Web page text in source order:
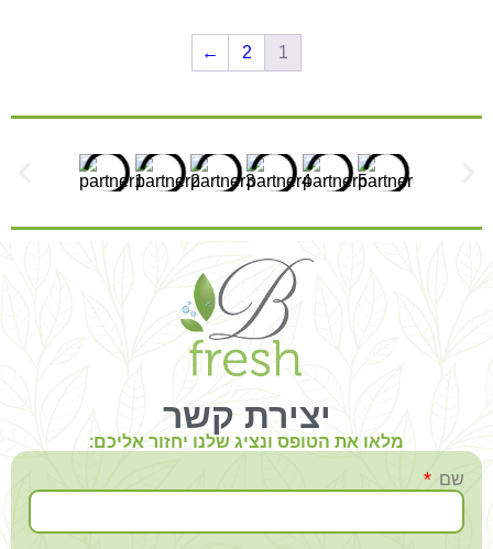
1
2
←
יצירת קשר
מלאו את הטופס ונציג שלנו יחזור אליכם:
שם